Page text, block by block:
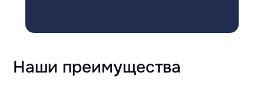
Наши преимущества